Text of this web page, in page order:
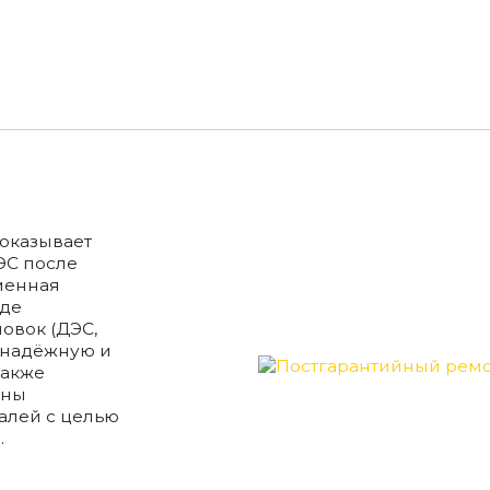
после
(ДЭС,
и
с целью